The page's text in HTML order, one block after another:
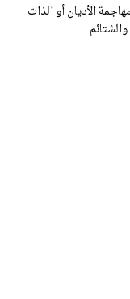
الأديان أو الذات